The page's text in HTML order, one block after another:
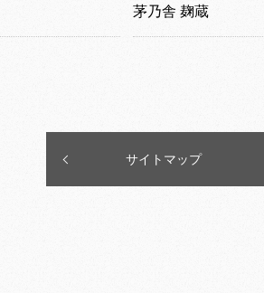
茅乃舎 麹蔵
サイトマップ